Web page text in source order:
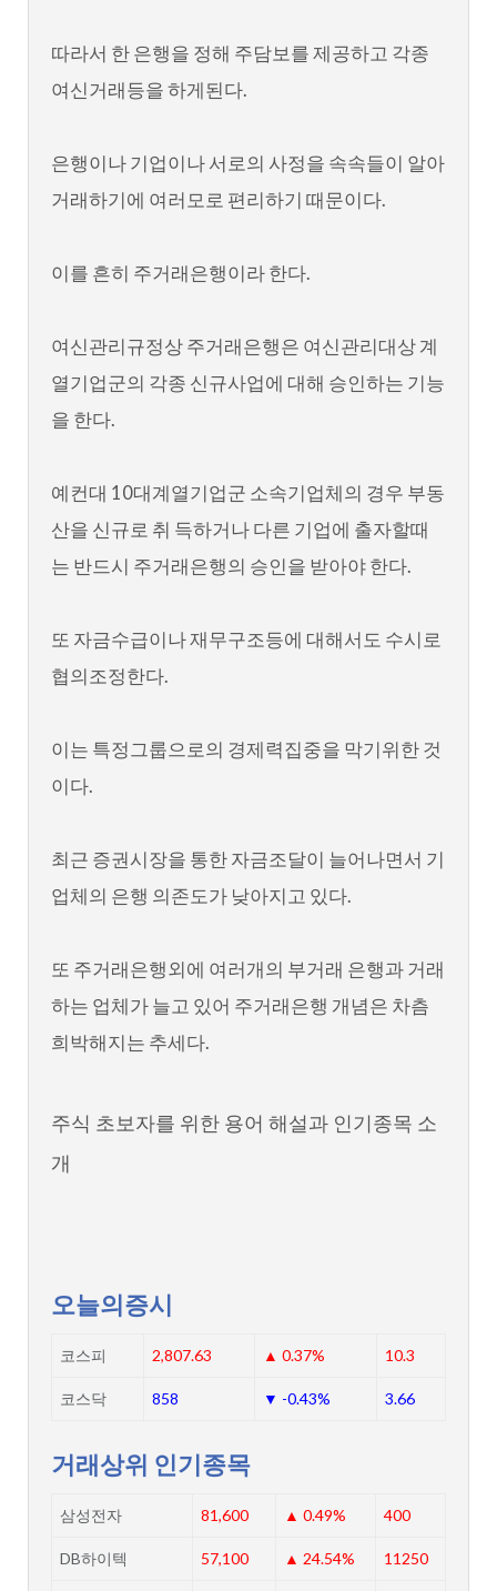
따라서 한 은행을 정해 주담보를 제공하고 각종
여신거래등을 하게된다.
은행이나 기업이나 서로의 사정을 속속들이 알아
거래하기에 여러모로 편리하기 때문이다.
이를 흔히 주거래은행이라 한다.
여신관리규정상 주거래은행은 여신관리대상 계
열기업군의 각종 신규사업에 대해 승인하는 기능
을 한다.
예컨대 10대계열기업군 소속기업체의 경우 부동
산을 신규로 취 득하거나 다른 기업에 출자할때
는 반드시 주거래은행의 승인을 받아야 한다.
또 자금수급이나 재무구조등에 대해서도 수시로
협의조정한다.
이는 특정그룹으로의 경제력집중을 막기위한 것
이다.
최근 증권시장을 통한 자금조달이 늘어나면서 기
업체의 은행 의존도가 낮아지고 있다.
또 주거래은행외에 여러개의 부거래 은행과 거래
하는 업체가 늘고 있어 주거래은행 개념은 차츰
희박해지는 추세다.
주식 초보자를 위한 용어 해설과 인기종목 소
개
오늘의증시
코스피 2,807.63 ▲ 0.37% 10.3
코스닥 858 ▼ -0.43% 3.66
거래상위 인기종목
삼성전자 81,600 ▲ 0.49% 400
DB하이텍 57,100 ▲ 24.54% 11250